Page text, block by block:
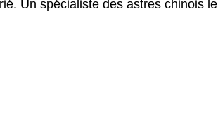
Un spécialiste des astres chinois le